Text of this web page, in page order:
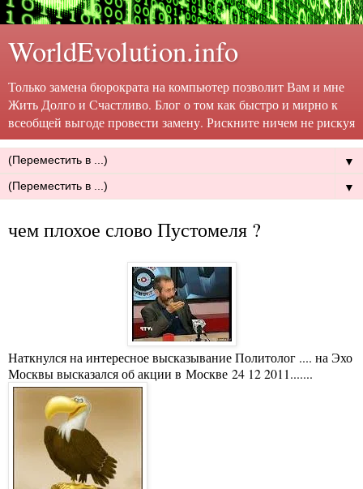
WorldEvolution.info
Только замена бюрократа на компьютер позволит Вам и мне
Жить Долго и Счастливо. Блог о том как быстро и мирно к
всеобщей выгоде провести замену. Рискните ничем не рискуя
▼
▼
чем плохое слово Пустомеля ?
Наткнулся на интересное высказывание Политолог .... на Эхо
Москвы высказался об акции в Москве 24 12 2011.......